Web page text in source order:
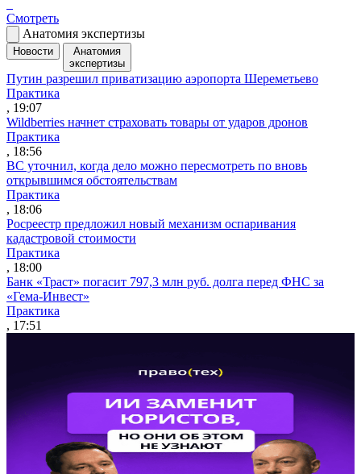
Смотреть
Анатомия экспертизы
Новости
Анатомия
экспертизы
Путин разрешил приватизацию аэропорта Шереметьево
Практика
, 19:07
Wildberries начнет страховать товары от ударов дронов
Практика
, 18:56
ВС уточнил, когда дело можно пересмотреть по вновь
открывшимся обстоятельствам
Практика
, 18:06
Росреестр предложил новый механизм оспаривания
кадастровой стоимости
Практика
, 18:00
Банк «Траст» погасит 797,3 млн руб. долга перед ФНС за
«Гема-Инвест»
Практика
, 17:51